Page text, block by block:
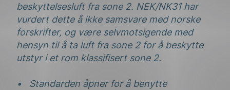
beskyttelsesluft fra sone 2. NEK/NK31 har
vurdert dette å ikke samsvare med norske
forskrifter, og være selvmotsigende med
hensyn til å ta luft fra sone 2 for å beskytte
utstyr i et rom klassifisert sone 2.
• Standarden åpner for å benytte